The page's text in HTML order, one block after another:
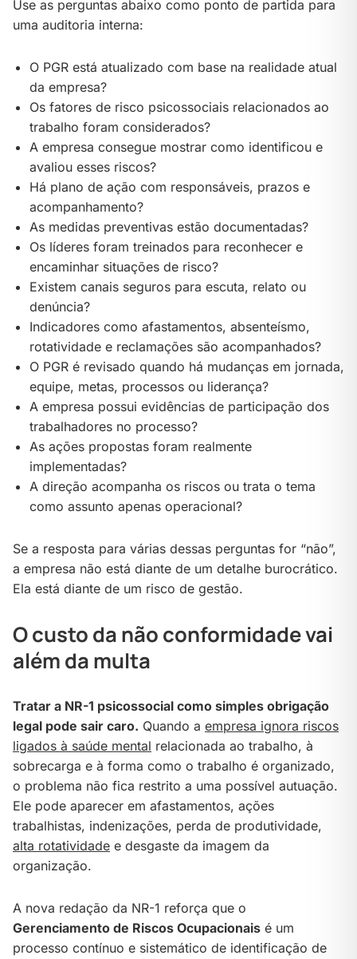
Use as perguntas abaixo como ponto de partida para
uma auditoria interna:
O PGR está atualizado com base na realidade atual
da empresa?
Os fatores de risco psicossociais relacionados ao
trabalho foram considerados?
A empresa consegue mostrar como identificou e
avaliou esses riscos?
Há plano de ação com responsáveis, prazos e
acompanhamento?
As medidas preventivas estão documentadas?
Os líderes foram treinados para reconhecer e
encaminhar situações de risco?
Existem canais seguros para escuta, relato ou
denúncia?
Indicadores como afastamentos, absenteísmo,
rotatividade e reclamações são acompanhados?
O PGR é revisado quando há mudanças em jornada,
equipe, metas, processos ou liderança?
A empresa possui evidências de participação dos
trabalhadores no processo?
As ações propostas foram realmente
implementadas?
A direção acompanha os riscos ou trata o tema
como assunto apenas operacional?
Se a resposta para várias dessas perguntas for “não”,
a empresa não está diante de um detalhe burocrático.
Ela está diante de um risco de gestão.
O custo da não conformidade vai
além da multa
Tratar a NR-1 psicossocial como simples obrigação
legal pode sair caro. Quando a empresa ignora riscos
ligados à saúde mental relacionada ao trabalho, à
sobrecarga e à forma como o trabalho é organizado,
o problema não fica restrito a uma possível autuação.
Ele pode aparecer em afastamentos, ações
trabalhistas, indenizações, perda de produtividade,
alta rotatividade e desgaste da imagem da
organização.
A nova redação da NR-1 reforça que o
Gerenciamento de Riscos Ocupacionais é um
processo contínuo e sistemático de identificação de